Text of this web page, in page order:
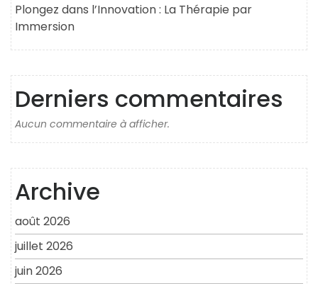
Plongez dans l’Innovation : La Thérapie par
Immersion
Derniers commentaires
Aucun commentaire à afficher.
Archive
août 2026
juillet 2026
juin 2026